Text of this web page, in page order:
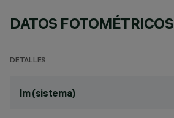
DATOS FOTOMÉTRICOS
DETALLES
lm (sistema)